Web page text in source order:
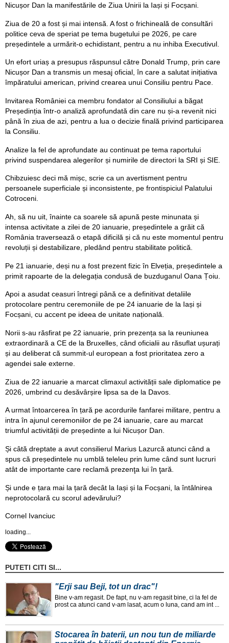
Nicușor Dan la manifestările de Ziua Unirii la Iași și Focșani.
Ziua de 20 a fost și mai intensă. A fost o frichineală de consultări
politice ceva de speriat pe tema bugetului pe 2026, pe care
președintele a urmărit-o echidistant, pentru a nu inhiba Executivul.
Un efort uriaș a presupus răspunsul către Donald Trump, prin care
Nicușor Dan a transmis un mesaj oficial, în care a salutat inițiativa
împăratului american, privind crearea unui Consiliu pentru Pace.
Invitarea României ca membru fondator al Consiliului a băgat
Președinția într-o analiză aprofundată din care nu și-a revenit nici
până în ziua de azi, pentru a lua o decizie finală privind participarea
la Consiliu.
Analize la fel de aprofundate au continuat pe tema raportului
privind suspendarea alegerilor și numirile de directori la SRI și SIE.
Chibzuiesc deci mă mișc, scrie ca un avertisment pentru
persoanele superficiale și inconsistente, pe frontispiciul Palatului
Cotroceni.
Ah, să nu uit, înainte ca soarele să apună peste minunata și
intensa activitate a zilei de 20 ianuarie, președintele a grăit că
România traversează o etapă dificilă și că nu este momentul pentru
revoluții și destabilizare, pledând pentru stabilitate politică.
Pe 21 ianuarie, deși nu a fost prezent fizic în Elveția, președintele a
primit rapoarte de la delegația condusă de buzduganul Oana Țoiu.
Apoi a asudat ceasuri întregi până ce a definitivat detaliile
protocolare pentru ceremoniile de pe 24 ianuarie de la Iași și
Focșani, cu accent pe ideea de unitate națională.
Norii s-au răsfirat pe 22 ianuarie, prin prezența sa la reuniunea
extraordinară a CE de la Bruxelles, când oficialii au răsuflat ușurați
și au deliberat că summit-ul european a fost prioritatea zero a
agendei sale externe.
Ziua de 22 ianuarie a marcat climaxul activității sale diplomatice pe
2026, umbrind cu desăvârșire lipsa sa de la Davos.
A urmat întoarcerea în țară pe acordurile fanfarei militare, pentru a
intra în ajunul ceremoniilor de pe 24 ianuarie, care au marcat
triumful activității de președinte a lui Nicușor Dan.
Și câtă dreptate a avut consilierul Marius Lazurcă atunci când a
spus că președintele nu umblă teleleu prin lume când sunt lucruri
atât de importante care reclamă prezenţa lui în ţară.
Și unde e țara mai la țară decât la Iași și la Focșani, la întâlnirea
neprotocolară cu scorul adevărului?
Cornel Ivanciuc
loading...
PUTETI CITI SI...
"Erji sau Beji, tot un drac"!
Bine v-am regasit. De fapt, nu v-am regasit bine, ci la fel de
prost ca atunci cand v-am lasat, acum o luna, cand am int ...
Stocarea în baterii, un nou tun de miliarde